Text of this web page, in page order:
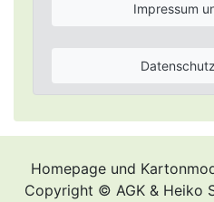
Impressum
Homepage und
Copyright © AGK & Heiko